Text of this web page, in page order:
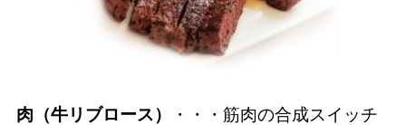
肉（牛リブロース）
・・・筋肉の合成スイッチ